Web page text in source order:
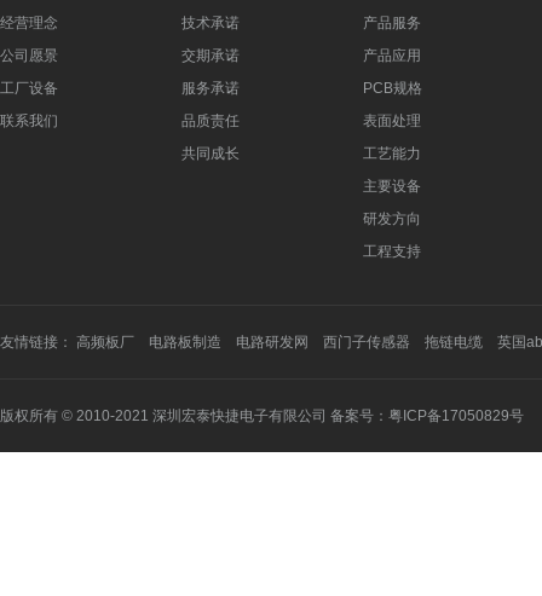
经营理念
公司愿景
工厂设备
联系我们
技术承诺
交期承诺
服务承诺
品质责任
共同成长
产品服务
产品应用
PCB规格
表面处理
工艺能力
主要设备
研发方向
工程支持
友情链接： 高频板厂 电路板制造 电路研发网 西门子传感器 拖链电缆 英国
版权所有 © 2010-2021 深圳宏泰快捷电子有限公司 备案号： 粤ICP备17050829号